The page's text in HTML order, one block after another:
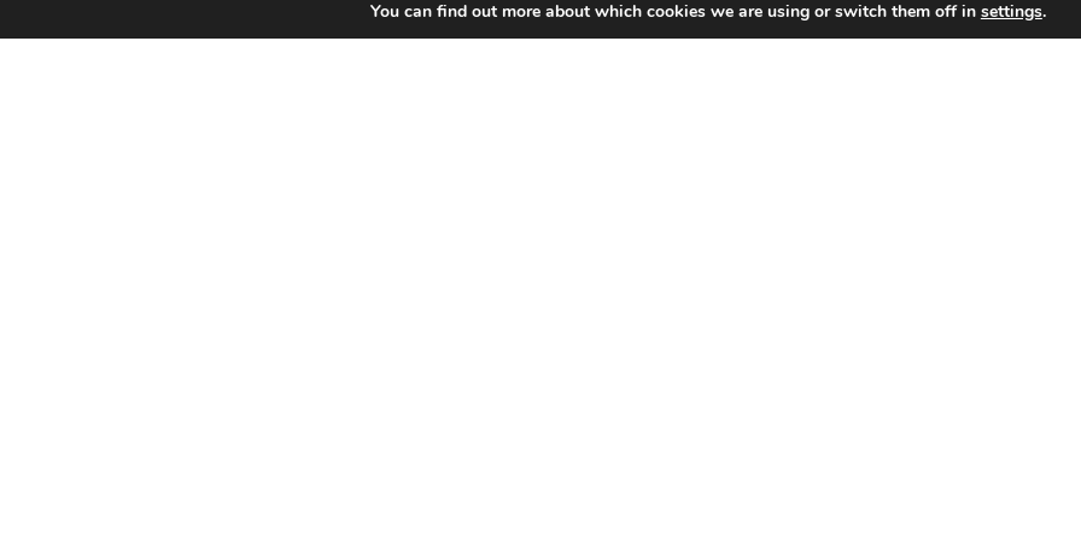
You can find out more about which cookies we are using or switch them off in settings.